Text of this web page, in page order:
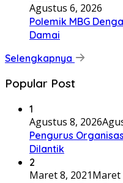
Agustus 6, 2026
Polemik MBG
Damai
Selengkapnya
Popular Post
1
Agustus 8, 2026
Pengurus
Dilantik
2
Maret 8, 2021Maret